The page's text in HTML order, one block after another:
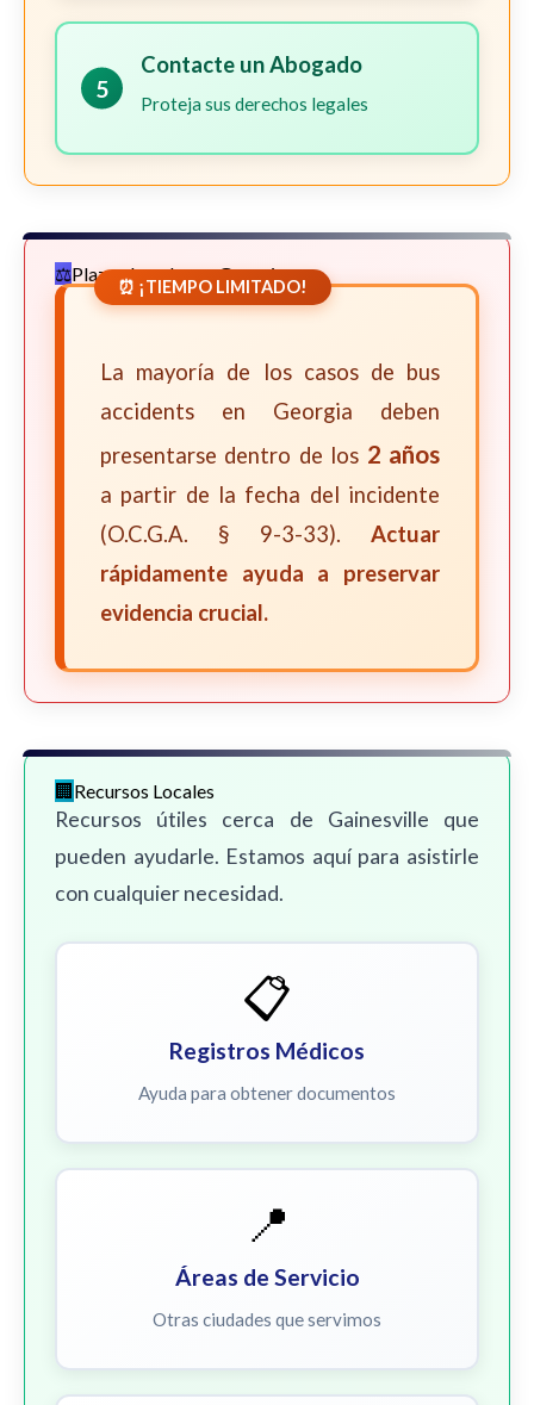
5
Contacte un Abogado
Proteja sus derechos legales
Plazos Legales en Georgia
⏰ ¡TIEMPO LIMITADO!
La mayoría de los casos de bus
accidents en Georgia deben
presentarse dentro de los 2 años
a partir de la fecha del incidente
(O.C.G.A. § 9-3-33). Actuar
rápidamente ayuda a preservar
evidencia crucial.
Recursos Locales
Recursos útiles cerca de Gainesville que
pueden ayudarle. Estamos aquí para asistirle
con cualquier necesidad.
📋
Registros Médicos
Ayuda para obtener documentos
📍
Áreas de Servicio
Otras ciudades que servimos